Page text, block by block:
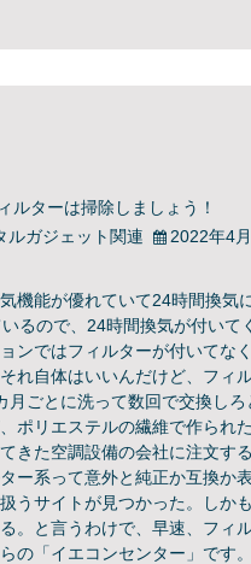
ルターは掃除しましょう！
ルガジェット関連 2022年4
機能が優れていて24時間換
るので、24時間換気が付い
ンではフィルターが付いて
れ自体はいいんだけど、フ
ごとに洗って数回で交換し
ポリエステルの繊維で作ら
きた空調設備の会社に注文す
ー系って意外と純正か互換
うサイトが見つかった。しか
。と言うわけで、早速、フ
の「イエコンセンター」です。